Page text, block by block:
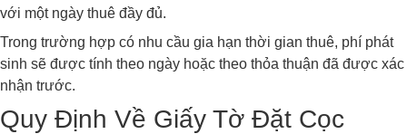
với một ngày thuê đầy đủ.
Trong trường hợp có nhu cầu gia hạn thời gian thuê, phí phát
sinh sẽ được tính theo ngày hoặc theo thỏa thuận đã được xác
nhận trước.
Quy Định Về Giấy Tờ Đặt Cọc